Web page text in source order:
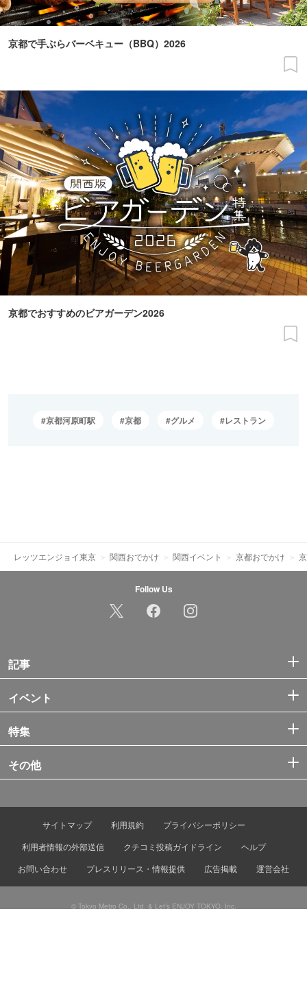
京都で手ぶらバーベキュー（BBQ）2026
京都でおすすめのビアガーデン2026
京都河原町駅 京都 グルメ レストラン
レッツエンジョイ東京 関西おでかけ 関西イベント 京都おでかけ
Follow Us
記事
イベント
特集
その他
サイトマップ 利用規約
プライバシーポリシー
利用者情報の外部送信
クチコミ投稿ガイドライン
ヘルプ
お問い合わせ
プレスリリース・情報提供 広告掲載 運営会社
© Tokyo Metro Co., Ltd. & Let’s ENJOY TOKYO, Inc.